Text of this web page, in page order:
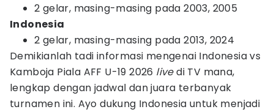
2 gelar, masing-masing pada 2003, 2005
Indonesia
2 gelar, masing-masing pada 2013, 2024
Demikianlah tadi informasi mengenai Indonesia vs
Kamboja Piala AFF U-19 2026 livedi TV mana,
lengkap dengan jadwal dan juara terbanyak
turnamen ini. Ayo dukung Indonesia untuk menjadi